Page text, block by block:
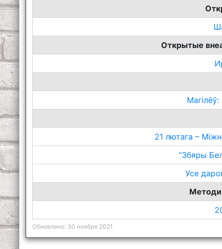
Открытые
21 лютага –
“Збяры
Усе
Обновлено: 30 ноября 2021